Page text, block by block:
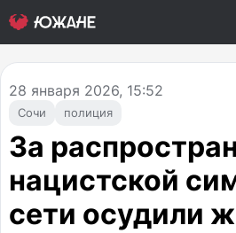
Сочи полиция
28 января 2026, 15:52
За
нацистской
сети осудили